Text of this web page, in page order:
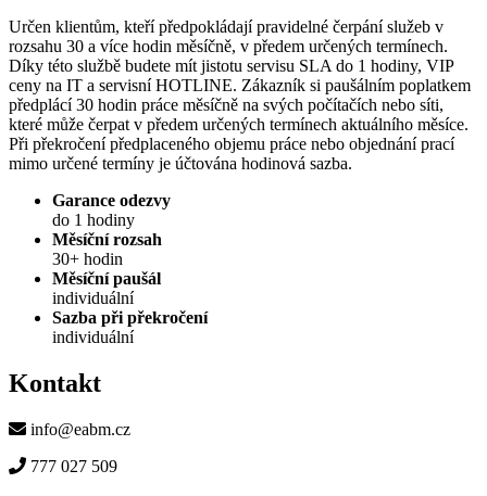
Určen klientům, kteří předpokládají pravidelné čerpání služeb v
rozsahu 30 a více hodin měsíčně, v předem určených termínech.
Díky této službě budete mít jistotu servisu SLA do 1 hodiny, VIP
ceny na IT a servisní HOTLINE. Zákazník si paušálním poplatkem
předplácí 30 hodin práce měsíčně na svých počítačích nebo síti,
které může čerpat v předem určených termínech aktuálního měsíce.
Při překročení předplaceného objemu práce nebo objednání prací
mimo určené termíny je účtována hodinová sazba.
Garance odezvy
do 1 hodiny
Měsíční rozsah
30+ hodin
Měsíční paušál
individuální
Sazba při překročení
individuální
Kontakt
info@eabm.cz
777 027 509